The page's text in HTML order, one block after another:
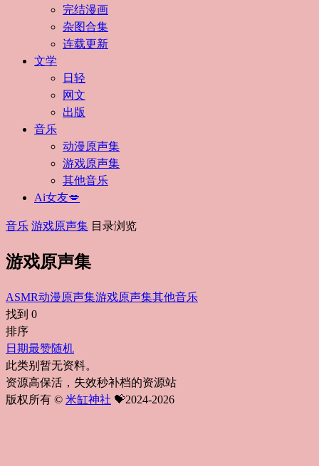
完结漫画
杂图合集
连载更新
文学
日轻
网文
出版
音乐
动漫原声集
游戏原声集
其他音乐
Ai女友💋
音乐 游戏原声集 目录浏览
游戏原声集
ASMR动漫原声集游戏原声集其他音乐
找到 0
排序
日期最赞随机
此类别暂无资料。
资源高保活，失效秒补档的资源站
版权所有 © 米缸神社 💝2024-2026